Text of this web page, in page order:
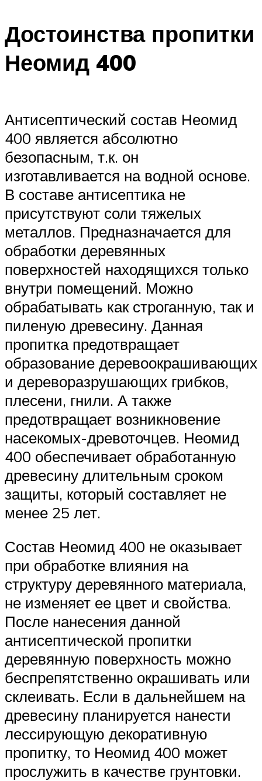
Достоинства пропитки
Неомид 400
Антисептический состав Неомид
400 является абсолютно
безопасным, т.к. он
изготавливается на водной основе.
В составе антисептика не
присутствуют соли тяжелых
металлов. Предназначается для
обработки деревянных
поверхностей находящихся только
внутри помещений. Можно
обрабатывать как строганную, так и
пиленую древесину. Данная
пропитка предотвращает
образование деревоокрашивающих
и дереворазрушающих грибков,
плесени, гнили. А также
предотвращает возникновение
насекомых-древоточцев. Неомид
400 обеспечивает обработанную
древесину длительным сроком
защиты, который составляет не
менее 25 лет.
Состав Неомид 400 не оказывает
при обработке влияния на
структуру деревянного материала,
не изменяет ее цвет и свойства.
После нанесения данной
антисептической пропитки
деревянную поверхность можно
беспрепятственно окрашивать или
склеивать. Если в дальнейшем на
древесину планируется нанести
лессирующую декоративную
пропитку, то Неомид 400 может
прослужить в качестве грунтовки.